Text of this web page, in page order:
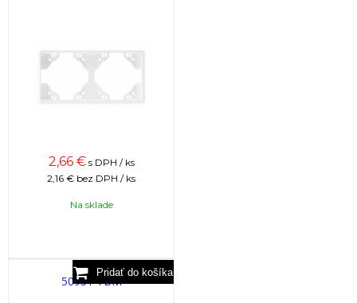
2,66 € s DPH / ks
2,16 € bez DPH / ks
Na sklade
50931 TBM